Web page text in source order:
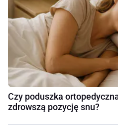
Czy poduszka
zdrowszą pozycję snu?